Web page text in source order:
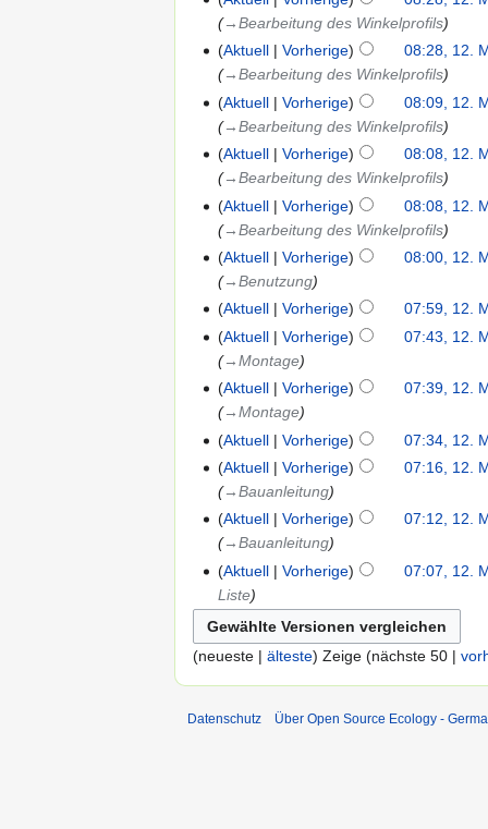
→‎Bearbeitung des Winkelprofils
Aktuell
Vorherige
08:28, 12.
→‎Bearbeitung des Winkelprofils
Aktuell
Vorherige
08:09, 12.
→‎Bearbeitung des Winkelprofils
Aktuell
Vorherige
08:08, 12.
→‎Bearbeitung des Winkelprofils
Aktuell
Vorherige
08:08, 12.
→‎Bearbeitung des Winkelprofils
Aktuell
Vorherige
08:00, 12.
→‎Benutzung
Aktuell
Vorherige
07:59, 12.
Aktuell
Vorherige
07:43, 12.
→‎Montage
Aktuell
Vorherige
07:39, 12.
→‎Montage
Aktuell
Vorherige
07:34, 12.
Aktuell
Vorherige
07:16, 12.
→‎Bauanleitung
Aktuell
Vorherige
07:12, 12.
→‎Bauanleitung
Aktuell
Vorherige
07:07, 12.
Liste
(neueste | älteste) Zeige (nächste 50 |
Datenschutz Über Open Source Ecology -